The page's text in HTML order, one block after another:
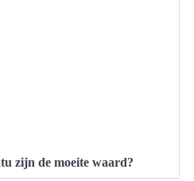
zijn de moeite waard?